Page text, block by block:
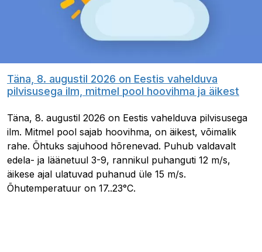
Täna, 8. augustil 2026 on Eestis vahelduva
pilvisusega ilm, mitmel pool hoovihma ja äikest
Täna, 8. augustil 2026 on Eestis vahelduva pilvisusega
ilm. Mitmel pool sajab hoovihma, on äikest, võimalik
rahe. Õhtuks sajuhood hõrenevad. Puhub valdavalt
edela- ja läänetuul 3-9, rannikul puhanguti 12 m/s,
äikese ajal ulatuvad puhanud üle 15 m/s.
Õhutemperatuur on 17..23°C.